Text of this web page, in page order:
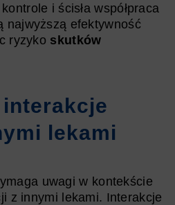
i ścisła współpraca
najwyższą efektywność
ryzyko skutków
lekami
uwagi w kontekście
z innymi lekami. Interakcje